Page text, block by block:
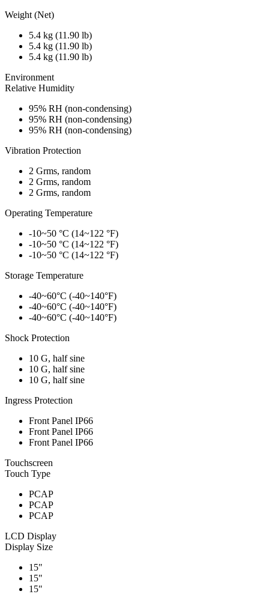
Weight (Net)
5.4 kg (11.90 lb)
5.4 kg (11.90 lb)
5.4 kg (11.90 lb)
Environment
Relative Humidity
95% RH (non-condensing)
95% RH (non-condensing)
95% RH (non-condensing)
Vibration Protection
2 Grms, random
2 Grms, random
2 Grms, random
Operating Temperature
-10~50 °C (14~122 °F)
-10~50 °C (14~122 °F)
-10~50 °C (14~122 °F)
Storage Temperature
-40~60°C (-40~140°F)
-40~60°C (-40~140°F)
-40~60°C (-40~140°F)
Shock Protection
10 G, half sine
10 G, half sine
10 G, half sine
Ingress Protection
Front Panel IP66
Front Panel IP66
Front Panel IP66
Touchscreen
Touch Type
PCAP
PCAP
PCAP
LCD Display
Display Size
15"
15"
15"